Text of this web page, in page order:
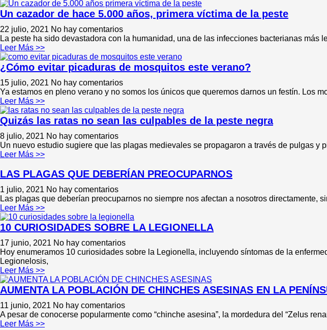
Un cazador de hace 5.000 años, primera víctima de la peste
22 julio, 2021 No hay comentarios
La peste ha sido devastadora con la humanidad, una de las infecciones bacterianas
Leer Más >>
¿Cómo evitar picaduras de mosquitos este verano?
15 julio, 2021 No hay comentarios
Ya estamos en pleno verano y no somos los únicos que queremos darnos un festín. Los
Leer Más >>
Quizás las ratas no sean las culpables de la peste negra
8 julio, 2021 No hay comentarios
Un nuevo estudio sugiere que las plagas medievales se propagaron a través de pulgas y
Leer Más >>
LAS PLAGAS QUE DEBERÍAN PREOCUPARNOS
1 julio, 2021 No hay comentarios
Las plagas que deberían preocuparnos no siempre nos afectan a nosotros directamente,
Leer Más >>
10 CURIOSIDADES SOBRE LA LEGIONELLA
17 junio, 2021 No hay comentarios
Hoy enumeramos 10 curiosidades sobre la Legionella, incluyendo síntomas de la
Legionelosis,
Leer Más >>
AUMENTA LA POBLACIÓN DE CHINCHES ASESINAS EN LA
11 junio, 2021 No hay comentarios
A pesar de conocerse popularmente como “chinche asesina”, la mordedura del “Zelus
Leer Más >>